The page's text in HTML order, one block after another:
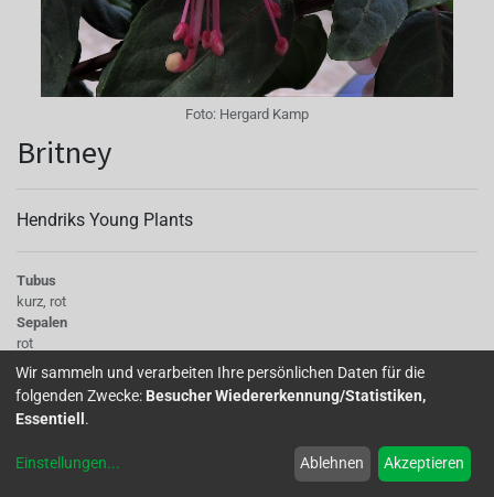
Foto: Hergard Kamp
Britney
Hendriks Young Plants
Tubus
kurz, rot
Sepalen
rot
Korolle/Petalen
weiß
Knospe/Blüte
halbgefüllt
dunkelgrün
Wir sammeln und verarbeiten Ihre persönlichen Daten für die
folgenden Zwecke: Besucher Wiedererkennung/Statistiken,
Essentiell .
Einstellungen... Ablehnen Akzeptieren